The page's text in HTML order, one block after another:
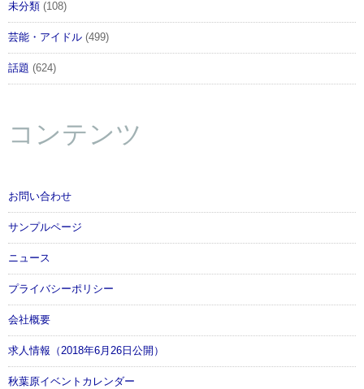
未分類 (108)
芸能・アイドル (499)
話題 (624)
コンテンツ
お問い合わせ
サンプルページ
ニュース
プライバシーポリシー
会社概要
求人情報（2018年6月26日公開）
秋葉原イベントカレンダー